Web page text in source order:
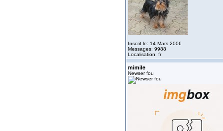
Inscrit le: 14 Mars 2006
Messages: 9988
Localisation: fr
mimile
Newser fou